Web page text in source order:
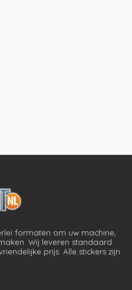
formaten om uw machine,
Wij leveren standaard
prijs. Alle stickers zijn